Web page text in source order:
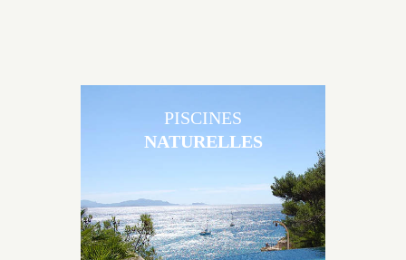
Les piscines en béton naturelles Jacques Brens sont
originales, elles s’intègrent parfaitement à leur
environnement grâce à un jeu de volume et de
PISCINES
NATURELLES